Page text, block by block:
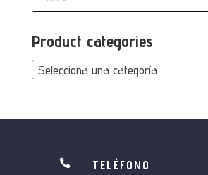
productos
Product categories
Selecciona una categoría

TELÉFONO